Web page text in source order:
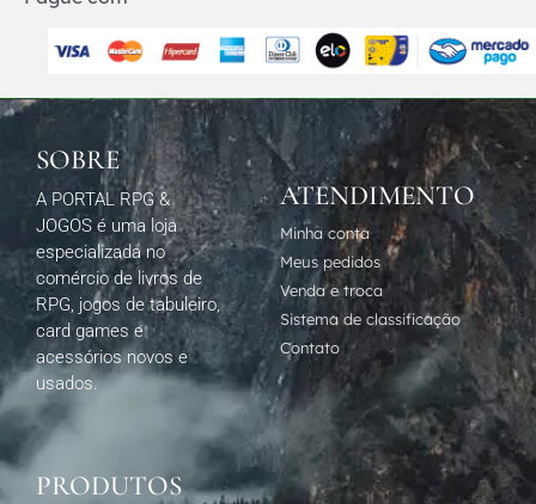
SOBRE
A PORTAL RPG &
JOGOS é uma loja
especializada no
comércio de livros de
RPG, jogos de tabuleiro,
card games e
acessórios novos e
usados.
ATENDIMENTO
Minha conta
Meus pedidos
Venda e troca
Sistema de classificação
Contato
PRODUTOS